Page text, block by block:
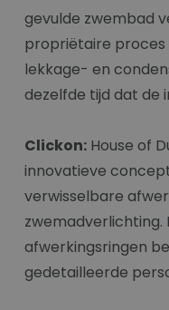
gevulde zwembad
propriëtaire
lekkage- en
dezelfde tijd dat de
Clickon: House of
innovatieve
verwisselbare
zwemadverlichting.
afwerkingsringen
gedetailleerde